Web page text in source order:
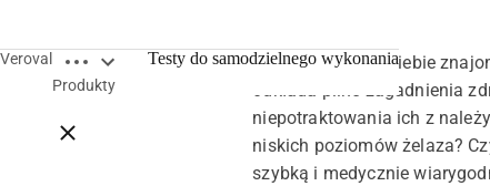
Veroval Open breadcrumbs
Close breadcrumbs
Produkty
Testy do samodzielnego wykonania
Czy brzmi to dla Ciebie
odkłada pilne zagadnienia
niepotraktowania ich z
niskich poziomów żelaza?
szybką i medycznie